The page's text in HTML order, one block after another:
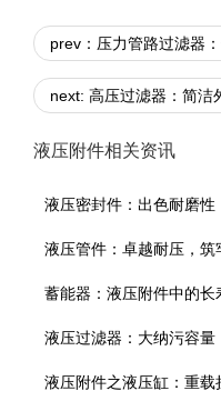
prev：压力管路过滤器
next: 高压过滤器：简洁
液压附件相关资讯
液压密封件：出色耐磨性
液压管件：卓越耐压，
蓄能器：液压附件中的长
液压过滤器：大纳污容
液压附件之液压缸：重载